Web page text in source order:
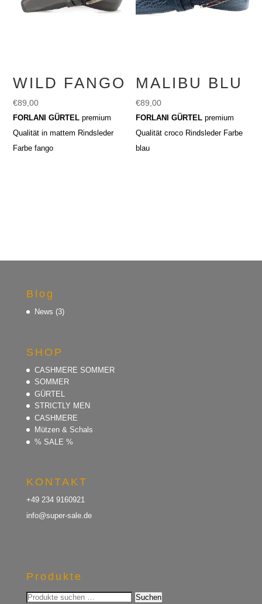
WILD FANGO
€89,00
FORLANI GÜRTEL premium
Qualität in mattem Rindsleder
Farbe fango
MALIBU BLU
€89,00
FORLANI GÜRTELpremium
Qualität croco Rindsleder Farbe
blau
Blog
News (3)
SHOP
CASHMERE SOMMER
SOMMER
GÜRTEL
STRICTLY MEN
CASHMERE
Mützen & Schals
% SALE %
KONTAKT
+49 234 9160921
info@super-sale.de
Produkte
Suchen
nach:
Suchen